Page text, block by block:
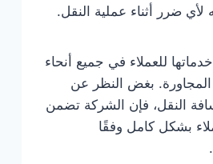
لأي ضرر أثناء عملية النقل.
للعملاء في جميع أنحاء
المجاورة. بغض النظر عن
النقل، فإن الشركة تضمن
بشكل كامل وفقًا